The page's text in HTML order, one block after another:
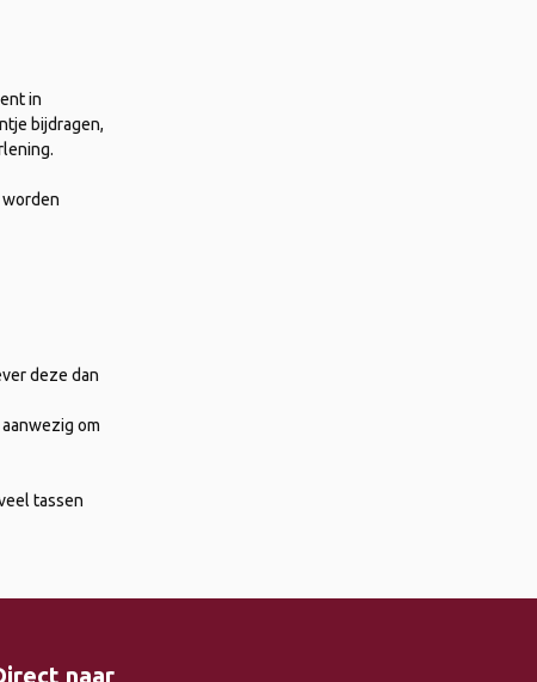
in
bijdragen,
worden
deze dan
om
tassen
naar